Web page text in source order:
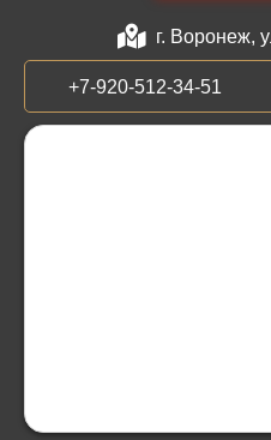
г. Воронеж,
+7-920-512-34-51